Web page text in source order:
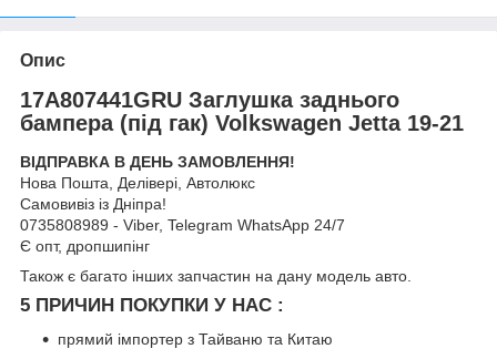
Опис
17A807441GRU Заглушка заднього
бампера (під гак) Volkswagen Jetta 19-21
ВІДПРАВКА В ДЕНЬ ЗАМОВЛЕННЯ!
Нова Пошта, Делівері, Автолюкс
Самовивіз із Дніпра!
0735808989 - Viber, Telegram WhatsApp 24/7
Є опт, дропшипінг
Також є багато інших запчастин на дану модель авто.
5 ПРИЧИН ПОКУПКИ У НАС :
прямий імпортер з Тайваню та Китаю